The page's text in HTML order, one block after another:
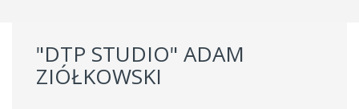
"DTP STUDIO" ADAM
ZIÓŁKOWSKI